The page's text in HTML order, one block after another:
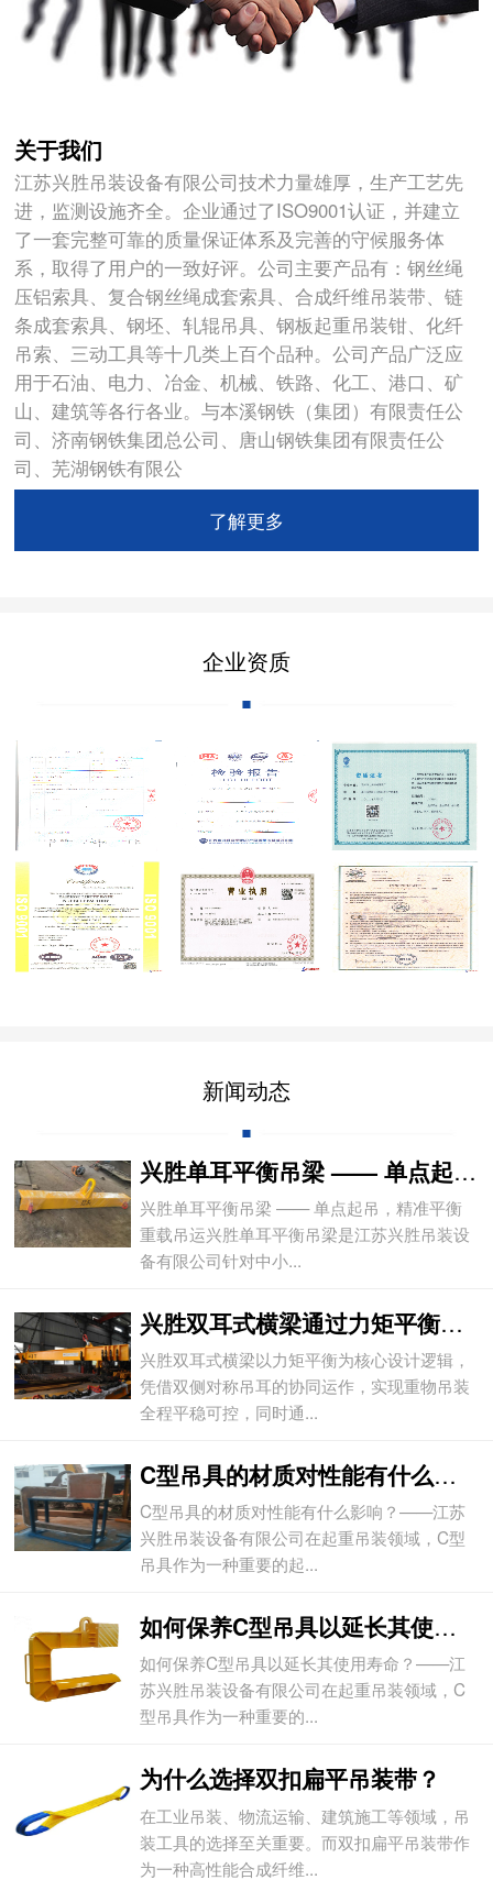
关于我们
江苏兴胜吊装设备有限公司技术力量雄厚，生产工艺先
进，监测设施齐全。企业通过了ISO9001认证，并建立
了一套完整可靠的质量保证体系及完善的守候服务体
系，取得了用户的一致好评。公司主要产品有：钢丝绳
压铝索具、复合钢丝绳成套索具、合成纤维吊装带、链
条成套索具、钢坯、轧辊吊具、钢板起重吊装钳、化纤
吊索、三动工具等十几类上百个品种。公司产品广泛应
用于石油、电力、冶金、机械、铁路、化工、港口、矿
山、建筑等各行各业。与本溪钢铁（集团）有限责任公
司、济南钢铁集团总公司、唐山钢铁集团有限责任公
司、芜湖钢铁有限公
了解更多
企业资质
新闻动态
兴胜单耳平衡吊梁 —— 单点起吊，精准平
兴胜单耳平衡吊梁 —— 单点起吊，精准平衡
重载吊运兴胜单耳平衡吊梁是江苏兴胜吊装设
备有限公司针对中小...
兴胜双耳式横梁通过力矩平衡实现重物平稳吊
兴胜双耳式横梁以力矩平衡为核心设计逻辑，
凭借双侧对称吊耳的协同运作，实现重物吊装
全程平稳可控，同时通...
C型吊具的材质对性能有什么影响？
C型吊具的材质对性能有什么影响？——江苏
兴胜吊装设备有限公司在起重吊装领域，C型
吊具作为一种重要的起...
如何保养C型吊具以延长其使用寿命？
如何保养C型吊具以延长其使用寿命？——江
苏兴胜吊装设备有限公司在起重吊装领域，C
型吊具作为一种重要的...
为什么选择双扣扁平吊装带？
在工业吊装、物流运输、建筑施工等领域，吊
装工具的选择至关重要。而双扣扁平吊装带作
为一种高性能合成纤维...